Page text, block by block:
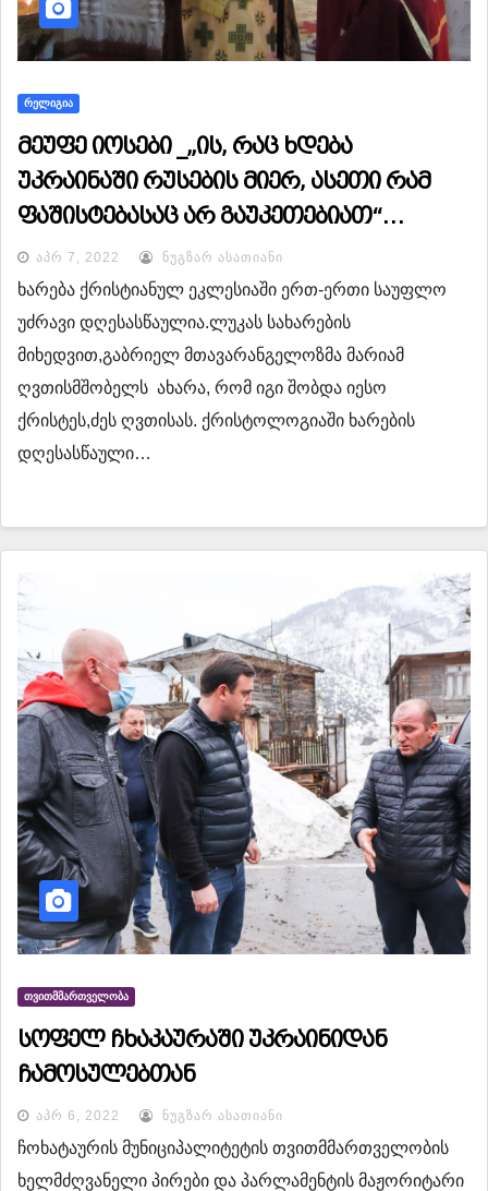
ᲠᲔᲚᲘᲒᲘᲐ
მეუფე იოსები _„ის, რაც ხდება
უკრაინაში რუსების მიერ, ასეთი რამ
ფაშისტებასაც არ გაუკეთებიათ“…
ᲐᲞᲠ 7, 2022 ᲜᲣᲒᲖᲐᲠ ᲐᲡᲐᲗᲘᲐᲜᲘ
ხარება ქრისტიანულ ეკლესიაში ერთ-ერთი საუფლო
უძრავი დღესასწაულია.ლუკას სახარების
მიხედვით,გაბრიელ მთავარანგელოზმა მარიამ
ღვთისმშობელს ახარა, რომ იგი შობდა იესო
ქრისტეს,ძეს ღვთისას. ქრისტოლოგიაში ხარების
დღესასწაული…
ᲗᲕᲘᲗᲛᲛᲐᲠᲗᲕᲔᲚᲝᲑᲐ
სოფელ ჩხაკაურაში უკრაინიდან
ჩამოსულებთან
ᲐᲞᲠ 6, 2022 ᲜᲣᲒᲖᲐᲠ ᲐᲡᲐᲗᲘᲐᲜᲘ
ჩოხატაურის მუნიციპალიტეტის თვითმმართველობის
ხელმძღვანელი პირები და პარლამენტის მაჟორიტარი